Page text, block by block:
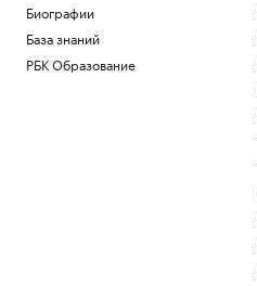
Биографии
База знаний
РБК Образование